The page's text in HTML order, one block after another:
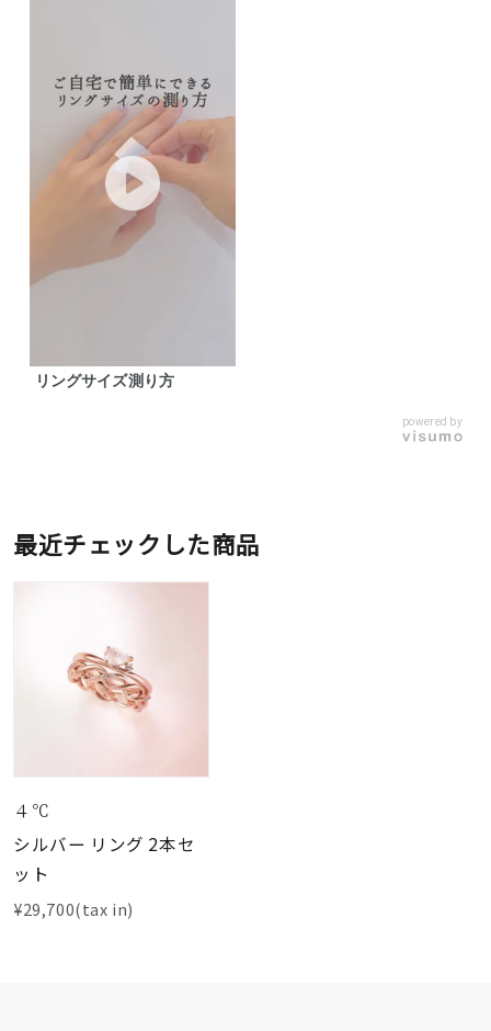
リングサイズ測り方
powered by
最近チェックした商品
４℃
シルバー リング 2本セ
ット
¥29,700(tax in)